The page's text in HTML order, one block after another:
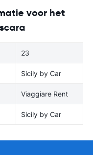
voor het
23
Sicily by Car
Viaggiare Rent
Sicily by Car